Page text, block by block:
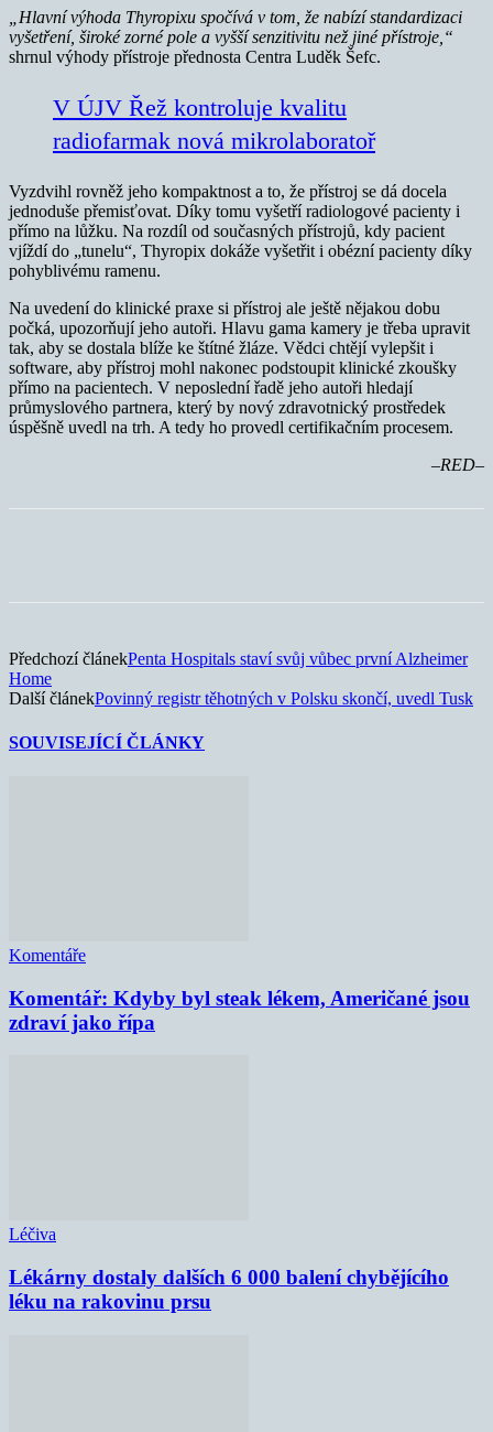
„Hlavní výhoda Thyropixu spočívá v tom, že nabízí standardizaci
vyšetření, široké zorné pole a vyšší senzitivitu než jiné přístroje,“
shrnul výhody přístroje přednosta Centra Luděk Šefc.
V ÚJV Řež kontroluje kvalitu
radiofarmak nová mikrolaboratoř
Vyzdvihl rovněž jeho kompaktnost a to, že přístroj se dá docela
jednoduše přemisťovat. Díky tomu vyšetří radiologové pacienty i
přímo na lůžku. Na rozdíl od současných přístrojů, kdy pacient
vjíždí do „tunelu“, Thyropix dokáže vyšetřit i obézní pacienty díky
pohyblivému ramenu.
Na uvedení do klinické praxe si přístroj ale ještě nějakou dobu
počká, upozorňují jeho autoři. Hlavu gama kamery je třeba upravit
tak, aby se dostala blíže ke štítné žláze. Vědci chtějí vylepšit i
software, aby přístroj mohl nakonec podstoupit klinické zkoušky
přímo na pacientech. V neposlední řadě jeho autoři hledají
průmyslového partnera, který by nový zdravotnický prostředek
úspěšně uvedl na trh. A tedy ho provedl certifikačním procesem.
–RED–
Předchozí článekPenta Hospitals staví svůj vůbec první Alzheimer
Home
Další článekPovinný registr těhotných v Polsku skončí, uvedl Tusk
SOUVISEJÍCÍ ČLÁNKY
Komentáře
Komentář: Kdyby byl steak lékem, Američané jsou
zdraví jako řípa
Léčiva
Lékárny dostaly dalších 6 000 balení chybějícího
léku na rakovinu prsu